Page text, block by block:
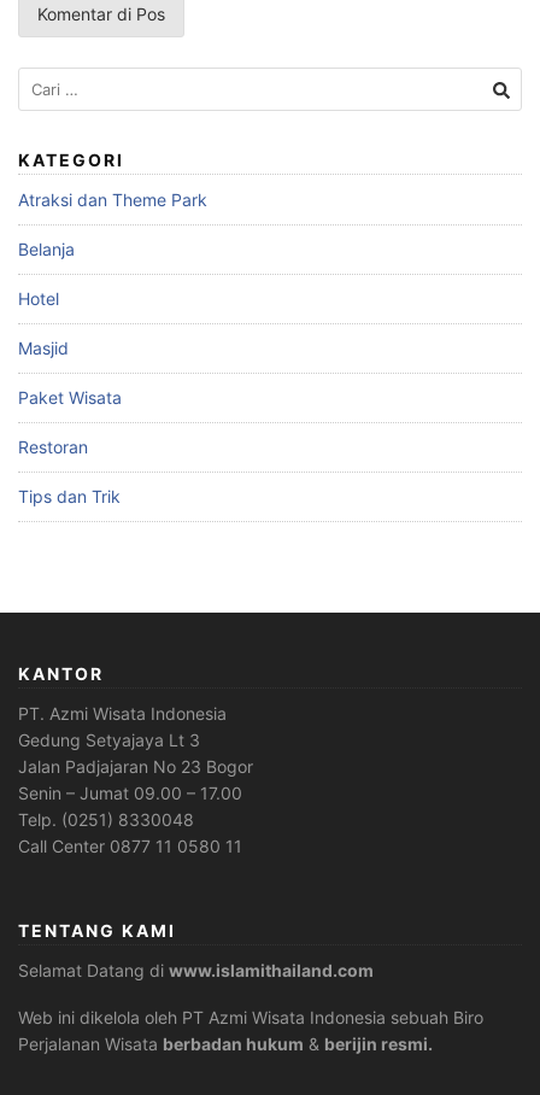
Cari
untuk:
KATEGORI
Atraksi dan Theme Park
Belanja
Hotel
Masjid
Paket Wisata
Restoran
Tips dan Trik
KANTOR
PT. Azmi Wisata Indonesia
Gedung Setyajaya Lt 3
Jalan Padjajaran No 23 Bogor
Senin – Jumat 09.00 – 17.00
Telp. (0251) 8330048
Call Center 0877 11 0580 11
TENTANG KAMI
Selamat Datang di www.islamithailand.com
Web ini dikelola oleh PT Azmi Wisata Indonesia sebuah Biro
Perjalanan Wisata berbadan hukum & berijin resmi.